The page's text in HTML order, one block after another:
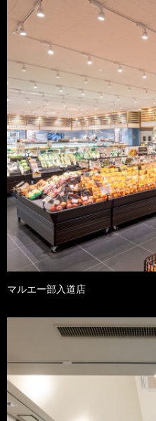
マルエー部入道店